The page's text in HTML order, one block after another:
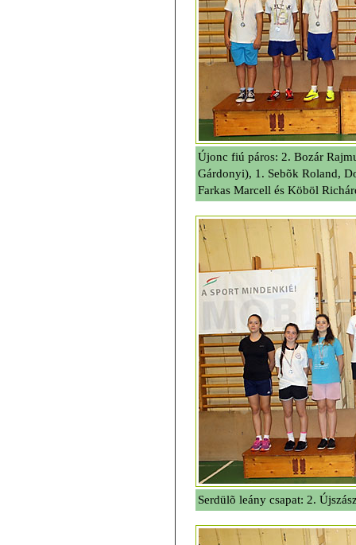
Újonc fiú páros: 2. Bozár
Gárdonyi), 1. Sebõk Roland,
Farkas Marcell és Köböl
Serdülõ leány csapat: 2.